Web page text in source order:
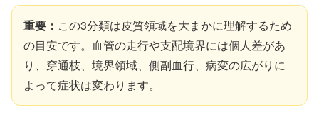
重要： この3分類は皮質領域を大まかに理解するため
の目安です。血管の走行や支配境界には個人差があ
り、穿通枝、境界領域、側副血行、病変の広がりに
よって症状は変わります。